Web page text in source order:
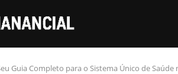
Guia Completo para o Sistema Único de Saúde